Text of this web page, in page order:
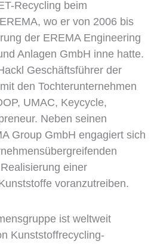
Recycling beim
wo er von 2006 bis
der EREMA Engineering
Anlagen GmbH inne hatte.
Geschäftsführer der
den Tochterunternehmen
UMAC, Keycycle,
Neben seinen
Group GmbH engagiert sich
einer
voranzutreiben.
ist weltweit
Kunststoffrecycling-